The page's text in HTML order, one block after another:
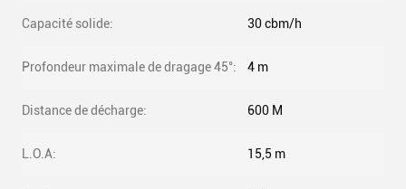
Capacité solide: 30 cbm/h
Profondeur maximale de dragage 45°: 4 m
Distance de décharge: 600 M
L.O.A: 15,5 m